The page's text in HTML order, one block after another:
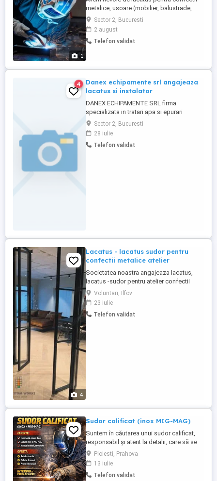
1
metalice, usoare (mobilier, balustrade,
porti etc) Cerinte: Executa lucrari de
prelucrare a tablelor, diferitelor profile
metalice si tevi rotunde sau rectangulare
prin: taiere-debitare, ajustare, gaurire,
Sector 2, Bucuresti
2 august
Telefon validat
4
Danex echipamente srl angajeaza
lacatus si instalator
DANEX ECHIPAMENTE SRL firma
specializata in tratari apa si epurari
angajeaza Lacatus Mecanic si Instalator in
vederea completari echipei. - Lacatus
mecanic - montaj echipamente (
pompe,mixere,sisteme aerare,sisteme de
Sector 2, Bucuresti
28 iulie
Telefon validat
4
Lacatus - lacatus sudor pentru
confectii metalice atelier
Societatea noastra angajeaza lacatus,
lacatus -sudor pentru atelier confectii
metalice usoare, usi, mobilier metalic etc.
Atelierul este situat in Voluntari - Ilfov B-dul
Eroilor 4, in incinta Sut Carpati Vechime in
domenie este necesara Pozele sunt
Voluntari, Ilfov
23 iulie
Telefon validat
Sudor calificat (inox MIG-MAG)
Suntem în căutarea unui sudor calificat,
responsabil și atent la detalii, care să se
alăture echipei noastre profesioniste.
Căutăm o persoană cu experiență în
sudură inox (lucrări de finețe) și sau
sudură MIG-MAG, capabilă să livreze
Ploiesti, Prahova
13 iulie
Telefon validat